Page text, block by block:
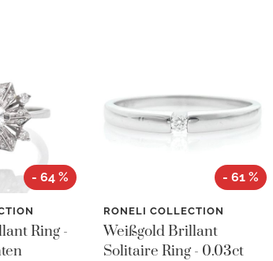
- 64 %
Ring -
- 61 %
RONELI COLLECTION
Weißgold Brillant
Solitaire Ring - 0.03ct